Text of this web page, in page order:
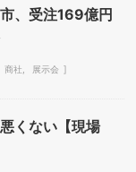
、受注169億円
商社 展示会
くない【現場